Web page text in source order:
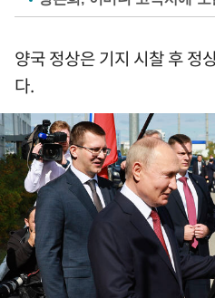
양국 정상은 기지 시찰 후 정
다.